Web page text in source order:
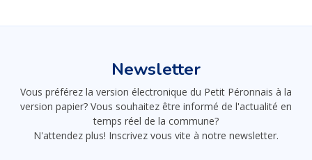
Newsletter
Vous préférez la version électronique du Petit Péronnais à la
version papier? Vous souhaitez être informé de l'actualité en
temps réel de la commune?
N'attendez plus! Inscrivez vous vite à notre newsletter.